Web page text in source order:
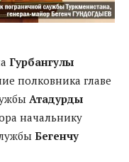
Гурбангулы
полковника главе
Атадурды
начальнику
Бегенчу